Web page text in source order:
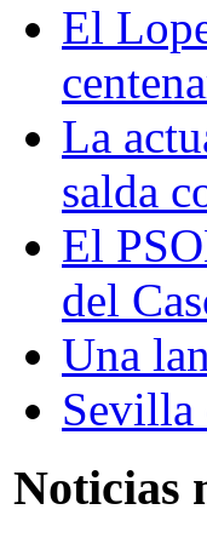
El
La
salda
El
del
Una
Sevilla
Noticias